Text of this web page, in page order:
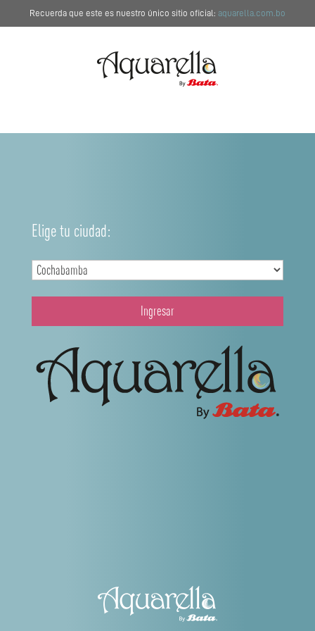
Recuerda que este es nuestro único sitio oficial: aquarella.com.bo
Elige tu ciudad:
Ingresar